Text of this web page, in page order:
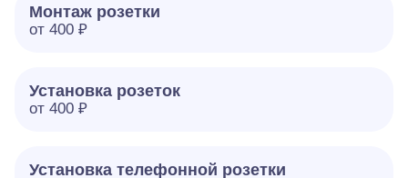
Монтаж розетки
от 400 ₽
Установка розеток
от 400 ₽
Установка телефонной розетки